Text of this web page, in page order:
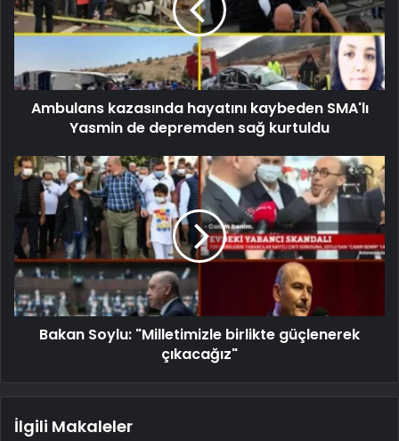
Ambulans kazasında hayatını kaybeden SMA'lı
Yasmin de depremden sağ kurtuldu
Bakan Soylu: "Milletimizle birlikte güçlenerek
çıkacağız"
İlgili Makaleler